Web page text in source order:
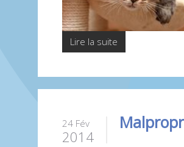
Lire la suite
24 Fév
2014